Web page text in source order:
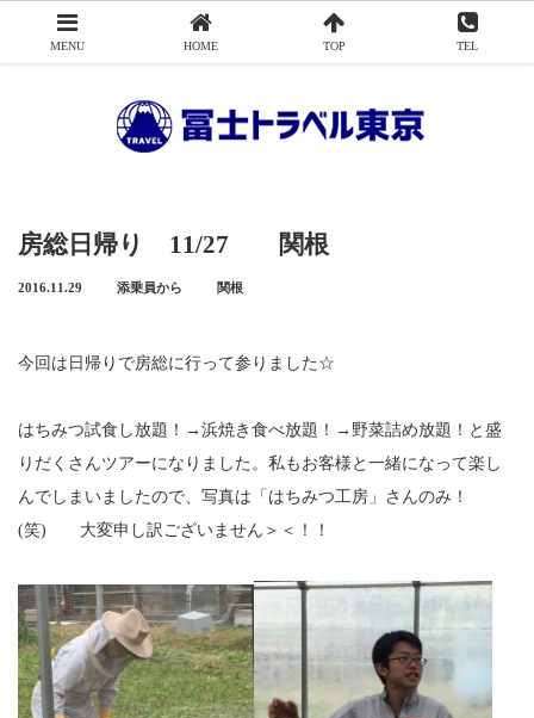
房総日帰り 11/27 関根
2016.11.29 添乗員から 関根
今回は日帰りで房総に行って参りました☆
はちみつ試食し放題！→浜焼き食べ放題！→野菜詰め放題！と盛
りだくさんツアーになりました。私もお客様と一緒になって楽し
んでしまいましたので、写真は「はちみつ工房」さんのみ！
(笑) 大変申し訳ございません＞＜！！
MENU HOME TOP TEL
アクセス
会社概要
お問い合わせ
採用情報
プライバシーポリシー
保険募集に関する勧誘方針及び販売方針